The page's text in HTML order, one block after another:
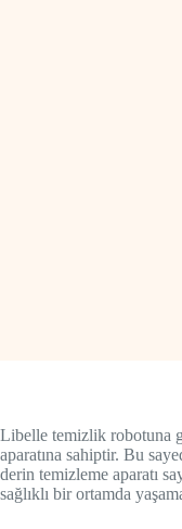
Libelle temizlik robotuna
aparatına sahiptir. Bu
derin temizleme aparatı
sağlıklı bir ortamda